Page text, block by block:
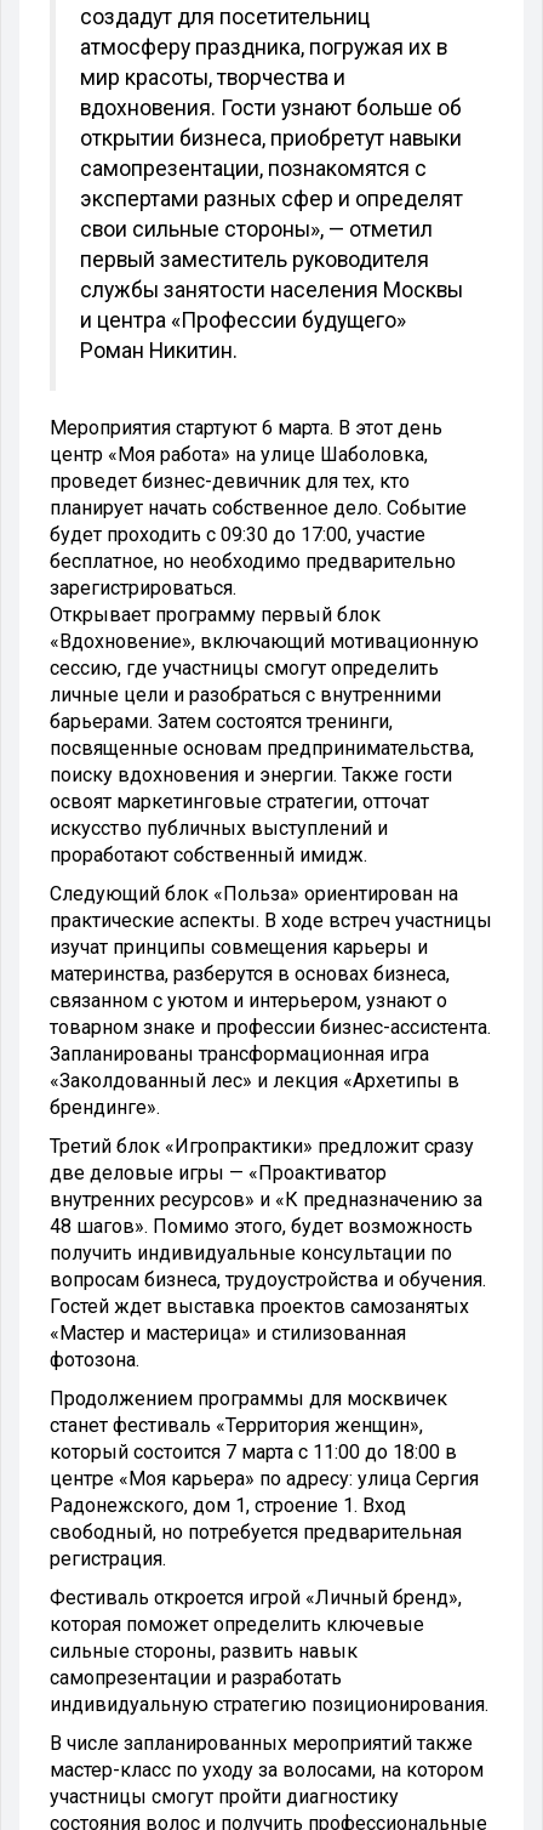
создадут для посетительниц
атмосферу праздника, погружая их в
мир красоты, творчества и
вдохновения. Гости узнают больше об
открытии бизнеса, приобретут навыки
самопрезентации, познакомятся с
экспертами разных сфер и определят
свои сильные стороны», — отметил
первый заместитель руководителя
службы занятости населения Москвы
и центра «Профессии будущего»
Роман Никитин.
Мероприятия стартуют 6 марта. В этот день
центр «Моя работа» на улице Шаболовка,
проведет бизнес-девичник для тех, кто
планирует начать собственное дело. Событие
будет проходить с 09:30 до 17:00, участие
бесплатное, но необходимо предварительно
зарегистрироваться.
Открывает программу первый блок
«Вдохновение», включающий мотивационную
сессию, где участницы смогут определить
личные цели и разобраться с внутренними
барьерами. Затем состоятся тренинги,
посвященные основам предпринимательства,
поиску вдохновения и энергии. Также гости
освоят маркетинговые стратегии, отточат
искусство публичных выступлений и
проработают собственный имидж.
Следующий блок «Польза» ориентирован на
практические аспекты. В ходе встреч участницы
изучат принципы совмещения карьеры и
материнства, разберутся в основах бизнеса,
связанном с уютом и интерьером, узнают о
товарном знаке и профессии бизнес-ассистента.
Запланированы трансформационная игра
«Заколдованный лес» и лекция «Архетипы в
брендинге».
Третий блок «Игропрактики» предложит сразу
две деловые игры — «Проактиватор
внутренних ресурсов» и «К предназначению за
48 шагов». Помимо этого, будет возможность
получить индивидуальные консультации по
вопросам бизнеса, трудоустройства и обучения.
Гостей ждет выставка проектов самозанятых
«Мастер и мастерица» и стилизованная
фотозона.
Продолжением программы для москвичек
станет фестиваль «Территория женщин»,
который состоится 7 марта с 11:00 до 18:00 в
центре «Моя карьера» по адресу: улица Сергия
Радонежского, дом 1, строение 1. Вход
свободный, но потребуется предварительная
регистрация.
Фестиваль откроется игрой «Личный бренд»,
которая поможет определить ключевые
сильные стороны, развить навык
самопрезентации и разработать
индивидуальную стратегию позиционирования.
В числе запланированных мероприятий также
мастер-класс по уходу за волосами, на котором
участницы смогут пройти диагностику
состояния волос и получить профессиональные